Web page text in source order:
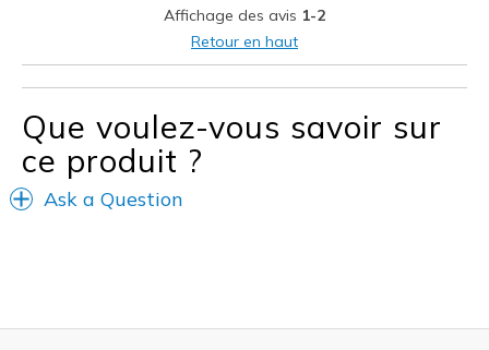
Feels true to width
Sizing
Feels true to size
Affichage des avis 1-2
Retour en haut
Que voulez-vous savoir sur
ce produit ?
Ask a Question